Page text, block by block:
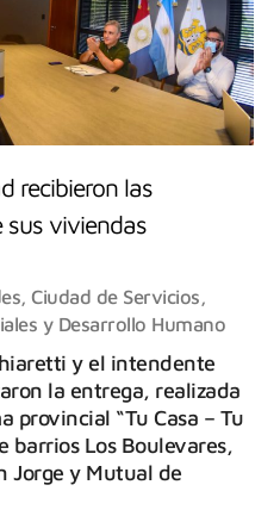
recibieron las
viviendas
,Ciudad de Servicios
y Desarrollo Humano
y el intendente
la entrega, realizada
provincial “Tu Casa – Tu
barrios Los Boulevares,
Jorge y Mutual de